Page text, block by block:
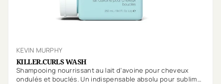
KEVIN MURPHY
KILLER.CURLS WASH
Shampooing nourrissant au lait d’avoine pour cheveux
ondulés et bouclés. Un indispensable absolu pour sublimer